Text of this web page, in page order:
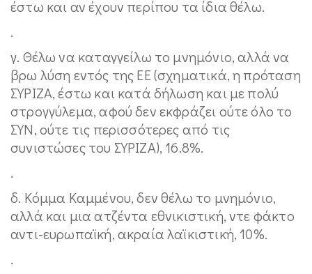
έστω και αν έχουν περίπου τα ίδια θέλω.
.
γ. Θέλω να καταγγείλω το μνημόνιο, αλλά να
βρω λύση εντός της ΕΕ (σχηματικά, η πρόταση
ΣΥΡΙΖΑ, έστω και κατά δήλωση και με πολύ
στρογγύλεμα, αφού δεν εκφράζει ούτε όλο το
ΣΥΝ, ούτε τις περισσότερες από τις
συνιστώσες του ΣΥΡΙΖΑ), 16.8%.
.
δ. Κόμμα Καμμένου, δεν θέλω το μνημόνιο,
αλλά και μια ατζέντα εθνικιστική, ντε φάκτο
αντι-ευρωπαϊκή, ακραία λαϊκιστική, 10%.
.